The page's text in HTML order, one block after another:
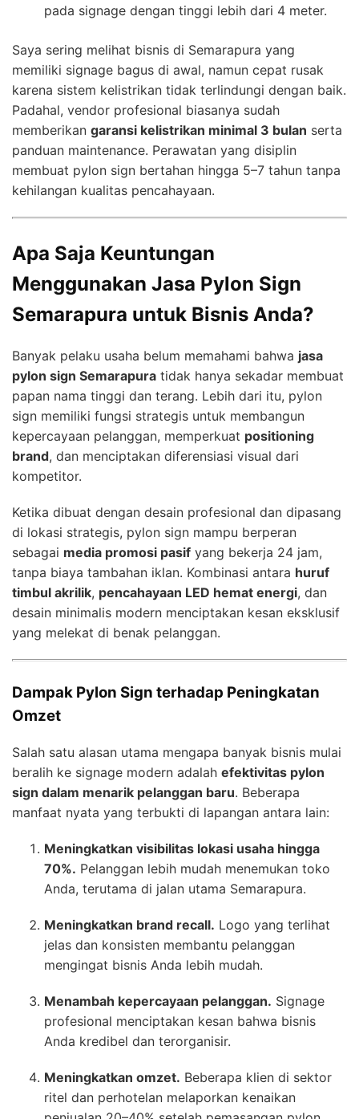
pada signage dengan tinggi lebih dari 4 meter.
Saya sering melihat bisnis di Semarapura yang
memiliki signage bagus di awal, namun cepat rusak
karena sistem kelistrikan tidak terlindungi dengan baik.
Padahal, vendor profesional biasanya sudah
memberikan garansi kelistrikan minimal 3 bulan serta
panduan maintenance. Perawatan yang disiplin
membuat pylon sign bertahan hingga 5–7 tahun tanpa
kehilangan kualitas pencahayaan.
Apa Saja Keuntungan
Menggunakan Jasa Pylon Sign
Semarapura untuk Bisnis Anda?
Banyak pelaku usaha belum memahami bahwa jasa
pylon sign Semarapura tidak hanya sekadar membuat
papan nama tinggi dan terang. Lebih dari itu, pylon
sign memiliki fungsi strategis untuk membangun
kepercayaan pelanggan, memperkuat positioning
brand, dan menciptakan diferensiasi visual dari
kompetitor.
Ketika dibuat dengan desain profesional dan dipasang
di lokasi strategis, pylon sign mampu berperan
sebagai media promosi pasif yang bekerja 24 jam,
tanpa biaya tambahan iklan. Kombinasi antara huruf
timbul akrilik, pencahayaan LED hemat energi, dan
desain minimalis modern menciptakan kesan eksklusif
yang melekat di benak pelanggan.
Dampak Pylon Sign terhadap Peningkatan
Omzet
Salah satu alasan utama mengapa banyak bisnis mulai
beralih ke signage modern adalah efektivitas pylon
sign dalam menarik pelanggan baru. Beberapa
manfaat nyata yang terbukti di lapangan antara lain:
Meningkatkan visibilitas lokasi usaha hingga
70%. Pelanggan lebih mudah menemukan toko
Anda, terutama di jalan utama Semarapura.
Meningkatkan brand recall. Logo yang terlihat
jelas dan konsisten membantu pelanggan
mengingat bisnis Anda lebih mudah.
Menambah kepercayaan pelanggan. Signage
profesional menciptakan kesan bahwa bisnis
Anda kredibel dan terorganisir.
Meningkatkan omzet. Beberapa klien di sektor
ritel dan perhotelan melaporkan kenaikan